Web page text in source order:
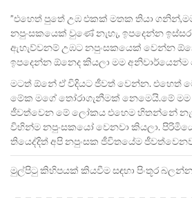
”එහෙත් පුතේ උඹ එකක් මතක තියා
නපුංසකයෙක් වුණේ නැහැ, ඉපදෙන්න
ඇහැව්වනම් උඹට නපුංසකයෙක් වෙන්න
ඉපදෙන්න ඕනෙද කියලා මම
මටත් ඕනේ ඒ විදියට ජීවත් වෙන්න. එහෙත්
මේක මගේ තෝරාගැනීමක් නෙමෙයි.මේ මම
ජීවත්වෙන මේ ලෝකය එහෙම හිතන්නේ
විහින්ම නපුංසකයෝ වෙනවා කියලා.
තියෙද්දිත් අපි නපුංසක ජීවිතයේම
මුල්පිටු කිහිපයක් කියවීම සඳහා පිංතූර